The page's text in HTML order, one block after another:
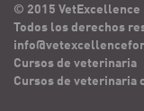
© 2015 VetExcellence
Todos los derechos
Cursos de veterinaria
Cursos de veterinaria